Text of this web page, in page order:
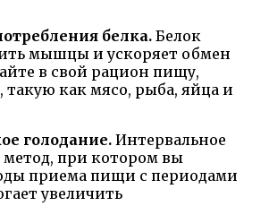
белка. Белок
мышцы и ускоряет обмен
в свой рацион пищу,
такую как мясо, рыба, яйца и
голодание. Интервальное
метод, при котором вы
приема пищи с периодами
увеличить